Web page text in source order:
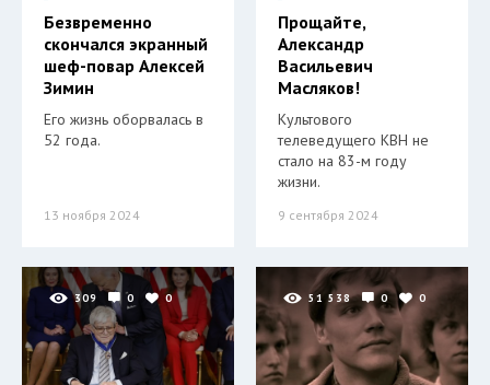
Безвременно
скончался экранный
шеф-повар Алексей
Зимин
Его жизнь оборвалась в
52 года.
13 ноября 2024
Прощайте,
Александр
Васильевич
Масляков!
Культового
телеведущего КВН не
стало на 83-м году
жизни.
9 сентября 2024
309 0 0 51 538 0 0